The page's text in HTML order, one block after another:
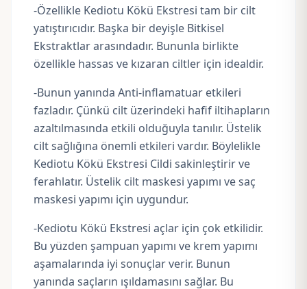
-Özellikle Kediotu Kökü Ekstresi tam bir cilt
yatıştırıcıdır. Başka bir deyişle Bitkisel
Ekstraktlar arasındadır. Bununla birlikte
özellikle hassas ve kızaran ciltler için idealdir.
-Bunun yanında Anti-inflamatuar etkileri
fazladır. Çünkü cilt üzerindeki hafif iltihapların
azaltılmasında etkili olduğuyla tanılır. Üstelik
cilt sağlığına önemli etkileri vardır. Böylelikle
Kediotu Kökü Ekstresi Cildi sakinleştirir ve
ferahlatır. Üstelik cilt maskesi yapımı ve saç
maskesi yapımı için uygundur.
-Kediotu Kökü Ekstresi açlar için çok etkilidir.
Bu yüzden şampuan yapımı ve krem yapımı
aşamalarında iyi sonuçlar verir. Bunun
yanında saçların ışıldamasını sağlar. Bu